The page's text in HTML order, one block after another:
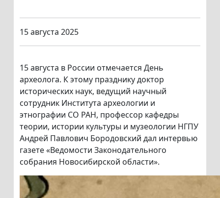
15 августа 2025
15 августа в России отмечается День
археолога. К этому празднику доктор
исторических наук, ведущий научный
сотрудник Института археологии и
этнографии СО РАН, профессор кафедры
теории, истории культуры и музеологии НГПУ
Андрей Павлович Бородовский дал интервью
газете «Ведомости Законодательного
собрания Новосибирской области».